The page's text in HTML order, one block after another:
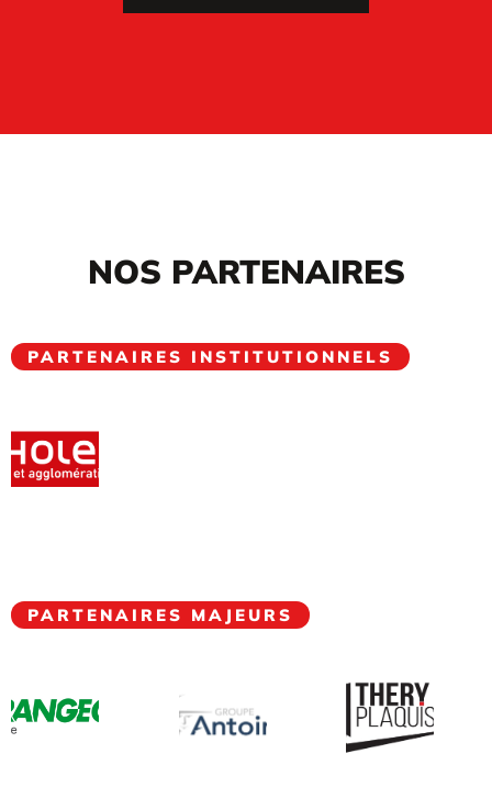
NOS PARTENAIRES
PARTENAIRES INSTITUTIONNELS
PARTENAIRES MAJEURS